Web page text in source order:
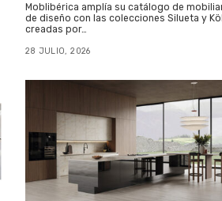
Moblibérica amplía su catálogo de
de diseño con las colecciones Silueta y
creadas por…
28 JULIO, 2026